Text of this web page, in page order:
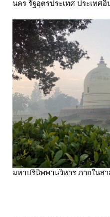
นคร รัฐอุตรประเทศ ประเทศอิ
มหาปรินิพพานวิหาร ภายในส